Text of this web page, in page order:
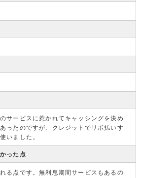
サービスに惹かれてキャッシングを決め
ったのですが、クレジットでリボ払いす
いました。
った点
る点です。無利息期間サービスもあるの